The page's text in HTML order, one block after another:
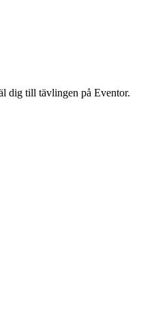
dig till tävlingen på Eventor.